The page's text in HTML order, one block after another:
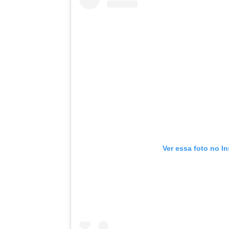
Ver essa foto no